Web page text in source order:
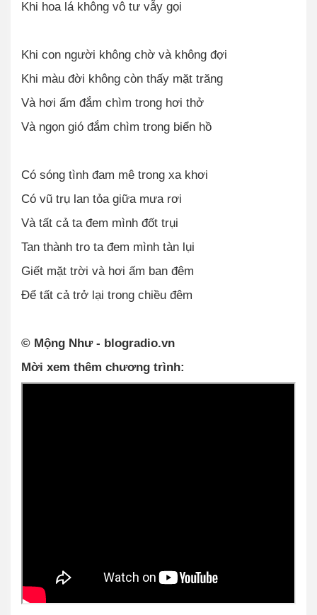
Khi hoa lá không vô tư vẫy gọi
Khi con người không chờ và không đợi
Khi màu đời không còn thấy mặt trăng
Và hơi ấm đắm chìm trong hơi thở
Và ngọn gió đắm chìm trong biển hồ
Có sóng tình đam mê trong xa khơi
Có vũ trụ lan tỏa giữa mưa rơi
Và tất cả ta đem mình đốt trụi
Tan thành tro ta đem mình tàn lụi
Giết mặt trời và hơi ấm ban đêm
Để tất cả trở lại trong chiều đêm
© Mộng Như - blogradio.vn
Mời xem thêm chương trình: